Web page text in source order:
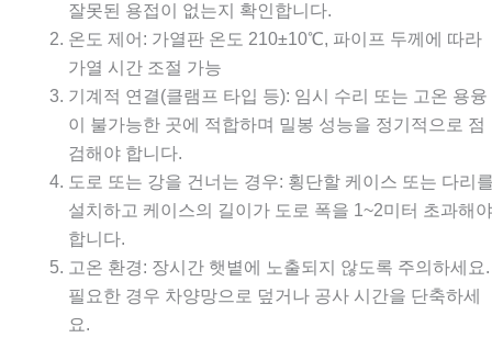
잘못된 용접이 없는지 확인합니다.
온도 제어: 가열판 온도 210±10℃, 파이프 두께에 따라
가열 시간 조절 가능
기계적 연결(클램프 타입 등): 임시 수리 또는 고온 용융
이 불가능한 곳에 적합하며 밀봉 성능을 정기적으로 점
검해야 합니다.
도로 또는 강을 건너는 경우: 횡단할 케이스 또는 다리
설치하고 케이스의 길이가 도로 폭을 1~2미터 초과해
합니다.
고온 환경: 장시간 햇볕에 노출되지 않도록 주의하세요.
필요한 경우 차양망으로 덮거나 공사 시간을 단축하세
요.